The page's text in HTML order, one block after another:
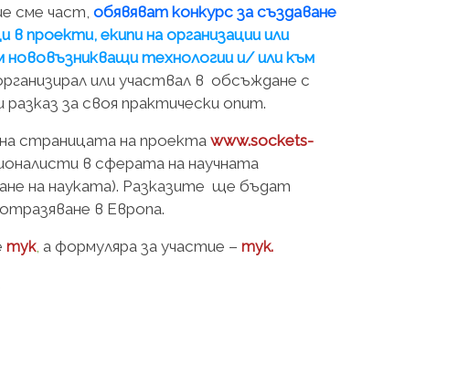
сме част,обявяват конкурс за създаване
в проекти, екипи на организации или
технологии и/ или към
или участвал в обсъждане с
за своя практически опит.
страницата на проекта www.sockets-
в сферата на научната
на науката). Разказите ще бъдат
в Европа.
тук, а формуляра за участие – тук.